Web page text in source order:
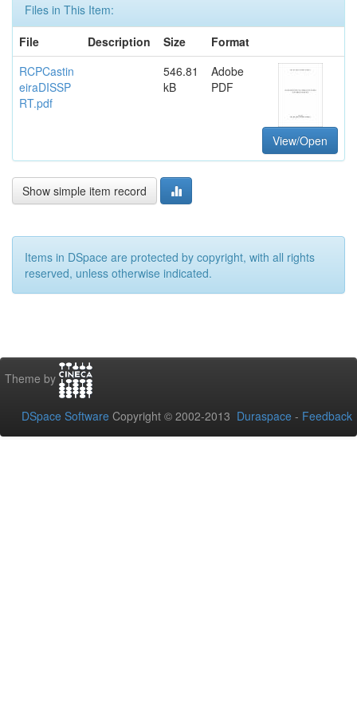
Files in This Item:
File
Description Size
Format
RCPCastin
eiraDISSP
RT.pdf
546.81
kB
Adobe
PDF
View/Open
Show simple item record
Items in DSpace are protected by copyright, with all rights
reserved, unless otherwise indicated.
Theme by
DSpace Software Copyright © 2002-2013 Duraspace - Feedback